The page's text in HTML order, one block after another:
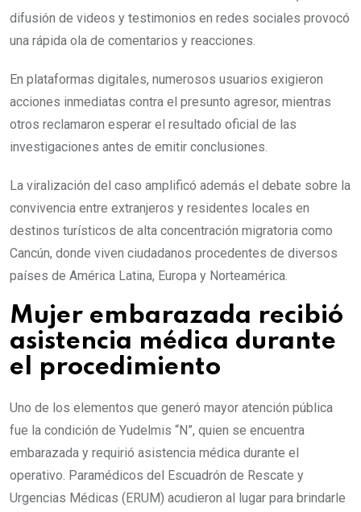
difusión de videos y testimonios en redes sociales provocó
una rápida ola de comentarios y reacciones.
En plataformas digitales, numerosos usuarios exigieron
acciones inmediatas contra el presunto agresor, mientras
otros reclamaron esperar el resultado oficial de las
investigaciones antes de emitir conclusiones.
La viralización del caso amplificó además el debate sobre la
convivencia entre extranjeros y residentes locales en
destinos turísticos de alta concentración migratoria como
Cancún, donde viven ciudadanos procedentes de diversos
países de América Latina, Europa y Norteamérica.
Mujer embarazada recibió
asistencia médica durante
el procedimiento
Uno de los elementos que generó mayor atención pública
fue la condición de Yudelmis “N”, quien se encuentra
embarazada y requirió asistencia médica durante el
operativo. Paramédicos del Escuadrón de Rescate y
Urgencias Médicas (ERUM) acudieron al lugar para brindarle